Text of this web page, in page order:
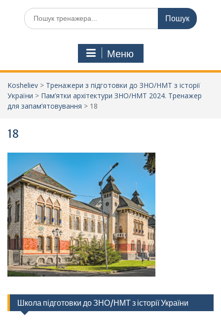
Шукати:
Меню
Kosheliev > Тренажери з підготовки до ЗНО/НМТ з історії
України > Пам’ятки архітектури ЗНО/НМТ 2024. Тренажер
для запам’ятовування > 18
18
Школа підготовки до ЗНО/НМТ з історії України